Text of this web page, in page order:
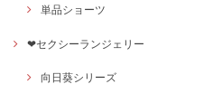
単品ショーツ
❤セクシーランジェリー
向日葵シリーズ